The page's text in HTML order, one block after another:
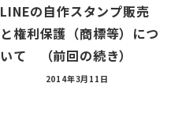
LINEの自作スタンプ販売
と権利保護（商標等）につ
いて （前回の続き）
2014年3月11日